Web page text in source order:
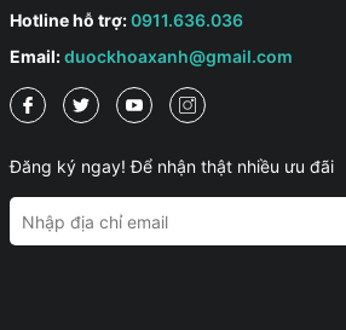
Hotline hỗ trợ:0911.636.036
Email:duockhoaxanh@gmail.com
Đăng ký ngay! Để nhận thật nhiều ưu đãi